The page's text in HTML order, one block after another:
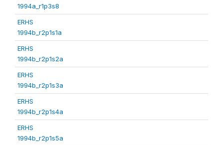
1994a_r1p3s8
ERHS
1994b_r2p1s1a
ERHS
1994b_r2p1s2a
ERHS
1994b_r2p1s3a
ERHS
1994b_r2p1s4a
ERHS
1994b_r2p1s5a